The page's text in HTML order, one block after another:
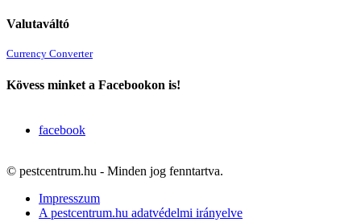
Valutaváltó
Currency Converter
Kövess minket a Facebookon is!
facebook
© pestcentrum.hu - Minden jog fenntartva.
Impresszum
A pestcentrum.hu adatvédelmi irányelve